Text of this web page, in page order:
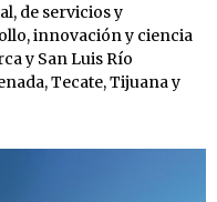
de servicios y
innovación y ciencia
y San Luis Río
Tecate, Tijuana y